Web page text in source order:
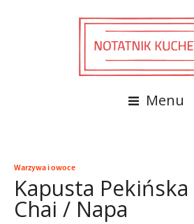
Menu
Warzywa i owoce
Kapusta Pekińska
Chai / Napa